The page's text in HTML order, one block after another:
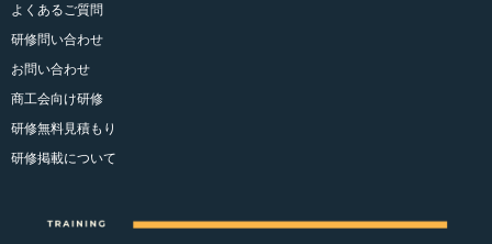
よくあるご質問
研修問い合わせ
お問い合わせ
商工会向け研修
研修無料見積もり
研修掲載について